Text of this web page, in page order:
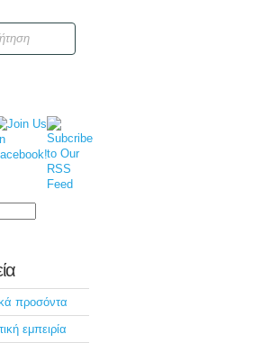
προσόντα
εμπειρία